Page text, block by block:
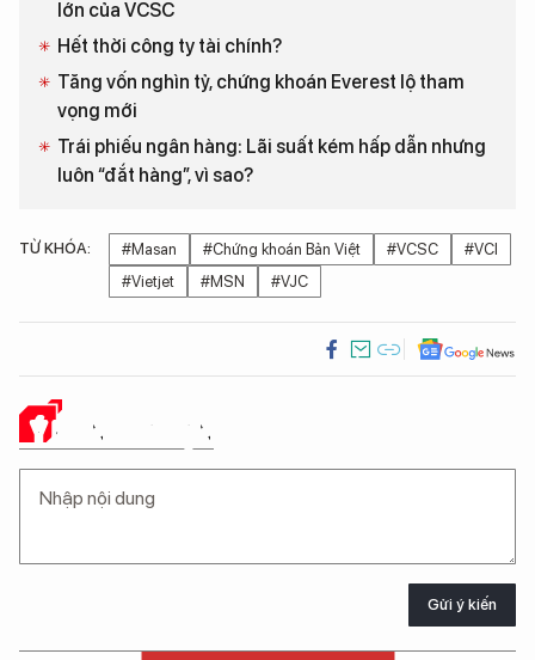
lớn của VCSC
Hết thời công ty tài chính?
Tăng vốn nghìn tỷ, chứng khoán Everest lộ tham
vọng mới
Trái phiếu ngân hàng: Lãi suất kém hấp dẫn nhưng
luôn “đắt hàng”, vì sao?
TỪ KHÓA: #Masan #Chứng khoán Bản Việt #VCSC
#VCI
#Vietjet
#MSN #VJC
Ý KIẾN CỦA BẠN
Gửi ý kiến